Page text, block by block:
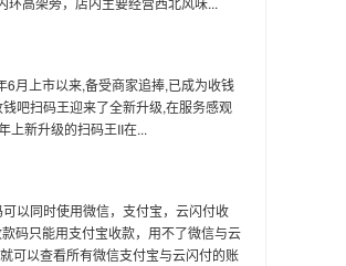
月上市以来,备受商家追捧,已成为收钱
吧扫码王迎来了全新升级,在服务感观
上新升级的扫码王II在...
以同时使用微信，支付宝，云闪付收
码只能用支付宝收款，用不了微信与云
可以查看所有微信支付宝与云闪付的账